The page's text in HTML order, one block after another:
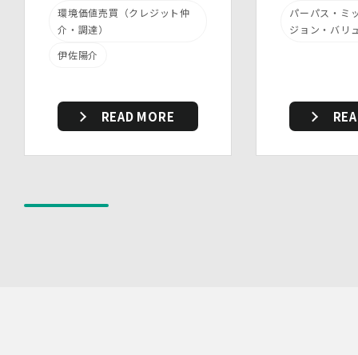
(3)物理的安全管理措置
・個人データを取扱う区域において、従業員の入退室管理
及び持ち込む機器等の制限を行うとともに、権限を有しな
・個人データを取り扱う機器、電子媒体及び書類等の盗難
又は紛失等を防止するための措置を講じています。
・事務所内外の移動を含め、個人情報を取り扱う機器、電
データベース等の範囲を限定しています。
環境価値売買（クレジット仲
介・調達）
伊佐陽介
READ MORE
パーパス・ミ
ジョン・バリ